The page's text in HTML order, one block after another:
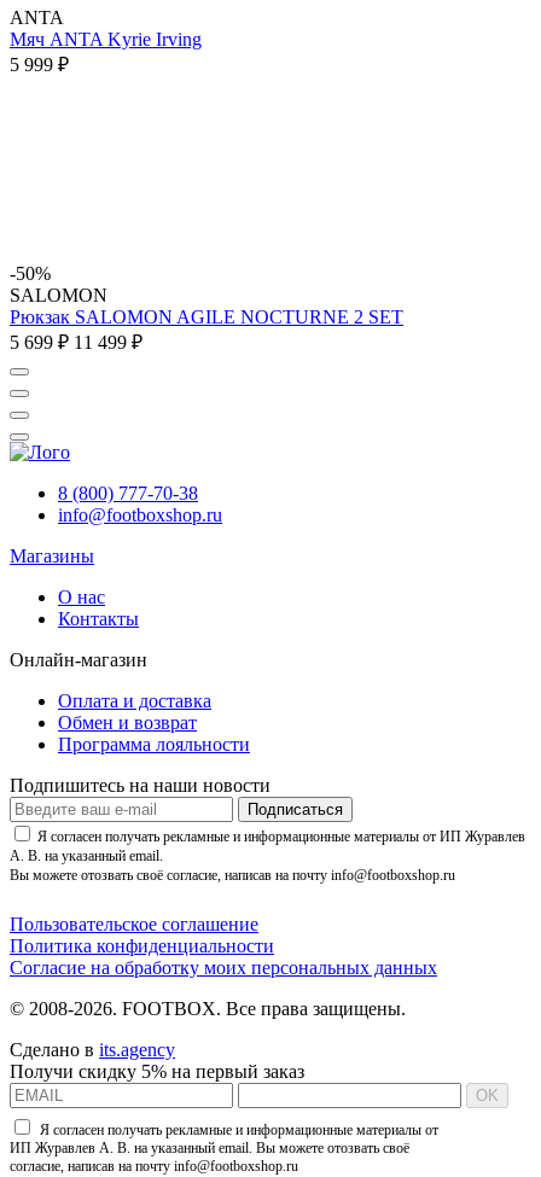
ANTA
Мяч ANTA Kyrie Irving
5 999 ₽
-50%
SALOMON
Рюкзак SALOMON AGILE NOCTURNE 2 SET
5 699 ₽ 11 499 ₽
8 (800) 777-70-38
info@footboxshop.ru
Магазины
О нас
Контакты
Онлайн-магазин
Оплата и доставка
Обмен и возврат
Программа лояльности
Подпишитесь на наши новости
Подписаться
Я согласен получать рекламные и информационные материалы от ИП Журавлев
А. В. на указанный email.
Вы можете отозвать своё согласие, написав на почту info@footboxshop.ru
Пользовательское соглашение
Политика конфиденциальности
Согласие на обработку моих персональных данных
© 2008-2026. FOOTBOX. Все права защищены.
Сделано в its.agency
Получи скидку 5% на первый заказ
OK
Я согласен получать рекламные и информационные материалы от
ИП Журавлев А. В. на указанный email. Вы можете отозвать своё
согласие, написав на почту info@footboxshop.ru